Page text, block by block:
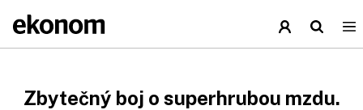
Zbytečný boj o superhrubou mzdu.